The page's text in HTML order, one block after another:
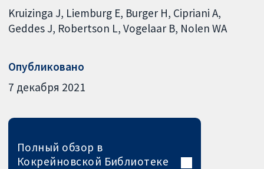
Kruizinga J Liemburg E Burger H Cipriani A
Geddes J Robertson L Vogelaar B Nolen WA
Опубликовано
7 декабря 2021
Полный обзор в
Кокрейновской Библиотеке